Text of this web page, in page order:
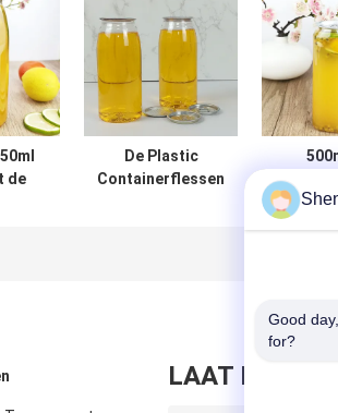
de
De Plastic
Containerflessen
LAAT
Good
for?